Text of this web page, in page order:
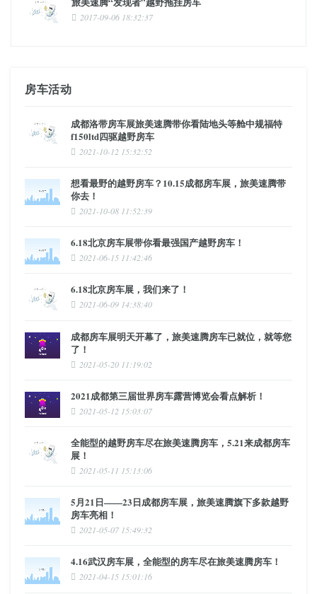
2017-09-06 18:32:37
房车活动
成都洛带房车展旅美速腾带你看陆地头等舱中规福特
f150ltd四驱越野房车
2021-10-12 15:32:52
想看最野的越野房车？10.15成都房车展，旅美速腾带
你去！
2021-10-08 11:52:39
6.18北京房车展带你看最强国产越野房车！
2021-06-15 11:42:46
6.18北京房车展，我们来了！
2021-06-09 14:38:40
成都房车展明天开幕了，旅美速腾房车已就位，就等您
了！
2021-05-20 11:19:02
2021成都第三届世界房车露营博览会看点解析！
2021-05-12 15:03:07
全能型的越野房车尽在旅美速腾房车，5.21来成都房车
展！
2021-05-11 15:13:06
5月21日——23日成都房车展，旅美速腾旗下多款越野
房车亮相！
2021-05-07 15:49:32
4.16武汉房车展，全能型的房车尽在旅美速腾房车！
2021-04-15 15:01:16